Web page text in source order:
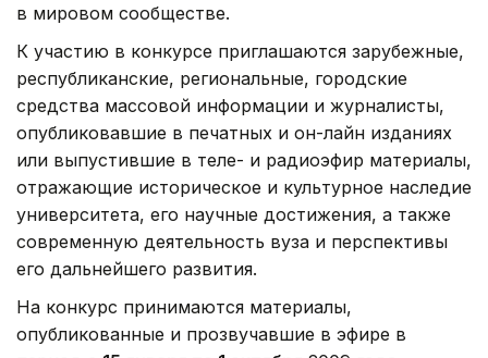
в мировом сообществе.
К участию в конкурсе приглашаются зарубежные,
республиканские, региональные, городские
средства массовой информации и журналисты,
опубликовавшие в печатных и он-лайн изданиях
или выпустившие в теле- и радиоэфир материалы,
отражающие историческое и культурное наследие
университета, его научные достижения, а также
современную деятельность вуза и перспективы
его дальнейшего развития.
На конкурс принимаются материалы,
опубликованные и прозвучавшие в эфире в